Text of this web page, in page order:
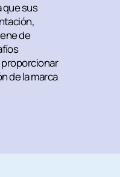
que sus
de
de la marca